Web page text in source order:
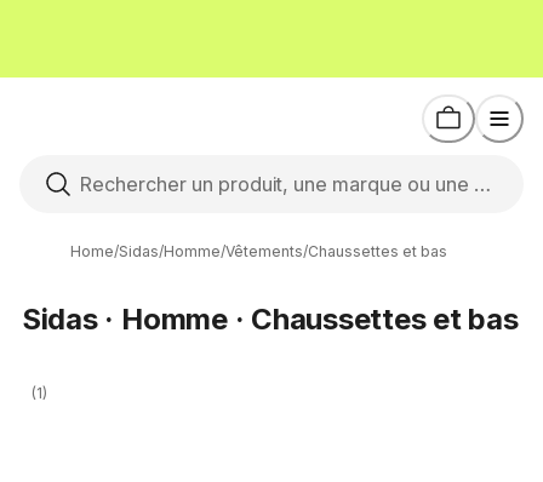
Home/Sidas/Homme/Vêtements/Chaussettes et bas
Sidas · Homme · Chaussettes et bas
(1)